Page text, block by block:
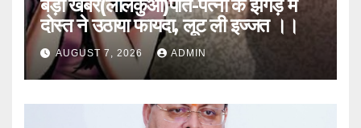
बड़ी खबर(लालकुआं)पति-पत्नी के झगड़े में
दोस्त ने उठाया फायदा, लूट ली इज्जत ।।
AUGUST 7, 2026 ADMIN